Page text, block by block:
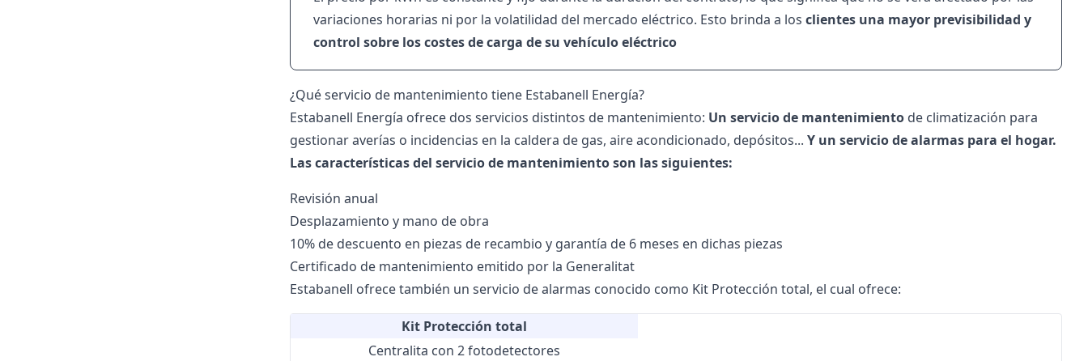
variaciones horarias ni por la volatilidad del mercado eléctrico. Esto brinda a los clientes una mayor previsibilidad y
control sobre los costes de carga de su vehículo eléctrico
¿Qué servicio de mantenimiento tiene Estabanell Energía?
Estabanell Energía ofrece dos servicios distintos de mantenimiento: Un servicio de mantenimientode climatización para
gestionar averías o incidencias en la caldera de gas, aire acondicionado, depósitos... Y un servicio de alarmas para el hogar.
Las características del servicio de mantenimiento son las siguientes:
Revisión anual
Desplazamiento y mano de obra
10% de descuento en piezas de recambio y garantía de 6 meses en dichas piezas
Certificado de mantenimiento emitido por la Generalitat
Estabanell ofrece también un servicio de alarmas conocido como Kit Protección total, el cual ofrece:
Kit Protección total
Centralita con 2 fotodetectores